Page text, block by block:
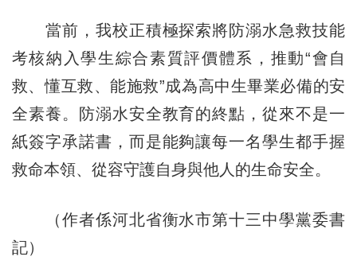
當前，我校正積極探索將防溺水急救技能
考核納入學生綜合素質評價體系，推動“會自
救、懂互救、能施救”成為高中生畢業必備的安
全素養。防溺水安全教育的終點，從來不是一
紙簽字承諾書，而是能夠讓每一名學生都手握
救命本領、從容守護自身與他人的生命安全。
（作者係河北省衡水市第十三中學黨委書
記）